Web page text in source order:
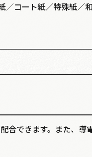
／コート紙／特殊紙／
合できます。また、導